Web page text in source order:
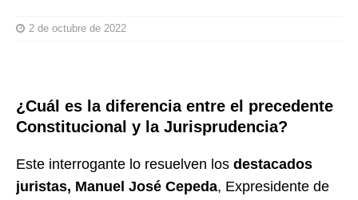
2 de octubre de 2022
¿Cuál es la diferencia entre el precedente
Constitucional y la Jurisprudencia?
Este interrogante lo resuelven los destacados
juristas, Manuel José Cepeda, Expresidente de